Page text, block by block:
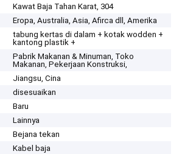
Kawat Baja Tahan Karat, 304
Eropa, Australia, Asia, Afirca dll, Amerika
tabung kertas di dalam + kotak wodden +
kantong plastik +
Pabrik Makanan & Minuman, Toko
Makanan, Pekerjaan Konstruksi,
Jiangsu, Cina
disesuaikan
Baru
Lainnya
Bejana tekan
Kabel baja